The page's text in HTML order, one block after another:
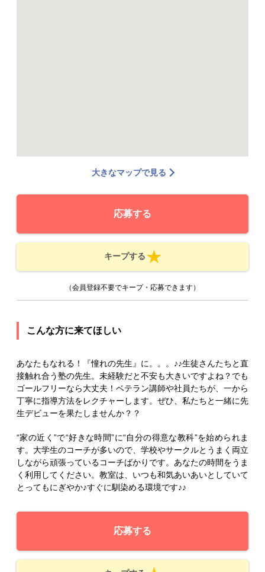
大きなマップで見る
応募する
キープする
（会員登録不要でキープ・応募できます）
こんな方に来てほしい
あなたもなれる！『憧れの先生』に。。。♪♪生徒さんたちと直
接触れ合う塾の先生。未経験だと不安も大きいですよね？でも
ゴールフリーなら大丈夫！ベテラン講師や社員たちが、一から
丁寧に指導方法をレクチャーします。ぜひ、私たちと一緒に先
生デビューを果たしませんか？？
“家の近く”で“好きな時間”に“自分の得意な教科”を始められま
す。大学生のコーチが多いので、学校やサークルとうまく両立
しながら頑張っているコーチばかりです。あなたの時間をうま
く利用してください。教室は、いつも和気あいあいとしていて
とってもにぎやか♪すぐに馴染める環境です♪♪
応募する